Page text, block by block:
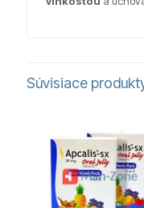
Súvisiace